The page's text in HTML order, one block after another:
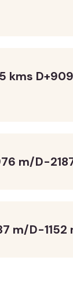
kms D+909
m/D-
m/D-1152